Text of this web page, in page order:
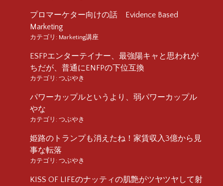
プロマーケター向けの話 Evidence Based
Marketing
カテゴリ: Marketing講座
ESFPエンターテイナー、最強陽キャと思われが
ちだが、普通にENFPの下位互換
カテゴリ: つぶやき
パワーカップルというより、弱パワーカップル
やな
カテゴリ: つぶやき
姫路のトランプも消えたね！家賃収入3億から見
事な転落
カテゴリ: つぶやき
KISS OF LIFEのナッティの肌艶がツヤツヤして射